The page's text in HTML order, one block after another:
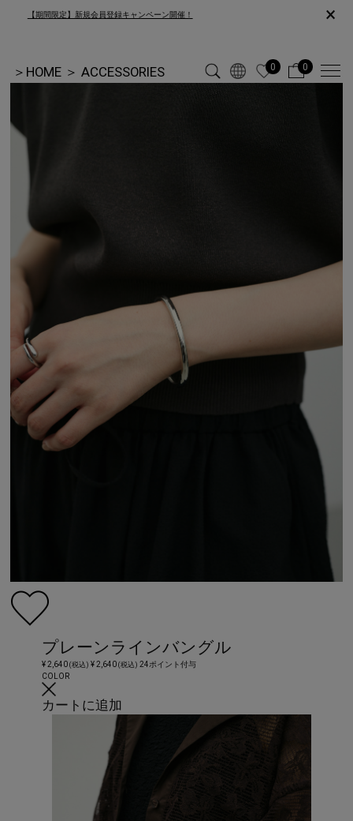
【期間限定】新規会員登録キャンペーン開催！ ×
＞ HOME ＞ ACCESSORIES 0 0
プレーンラインバングル
¥ 2,640(税込) ¥ 2,640(税込) 24ポイント付与
COLOR
カートに追加